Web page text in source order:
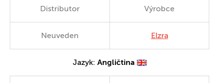
Distributor Výrobce
Neuveden Elzra
Jazyk: Angličtina